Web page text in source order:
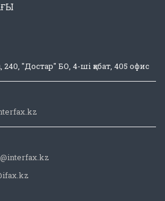
"Достар" БО, 4-ші қабат, 405 офис